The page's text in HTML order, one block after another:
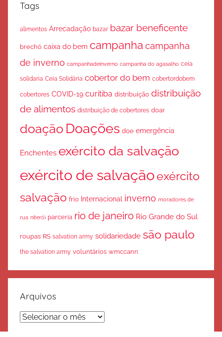
Tags
alimentos Arrecadação bazar bazar beneficente
brechó caixa do bem campanha campanha
de inverno campanhadeinverno campanha do agasalho ceia
solidaria Ceia Solidária cobertor do bem cobertordobem
cobertores COVID-19 curitiba distribuição distribuição
de alimentos distribuição de cobertores doar
doação Doações doe emergência
Enchentes exército da salvação
exército de salvaçãoexército
salvação frio Internacional inverno moradores de
rua niterói parceria rio de janeiro Rio Grande do Sul
roupas RS salvation army solidariedade são paulo
the salvation army voluntários wmccann
Arquivos
Arquivos